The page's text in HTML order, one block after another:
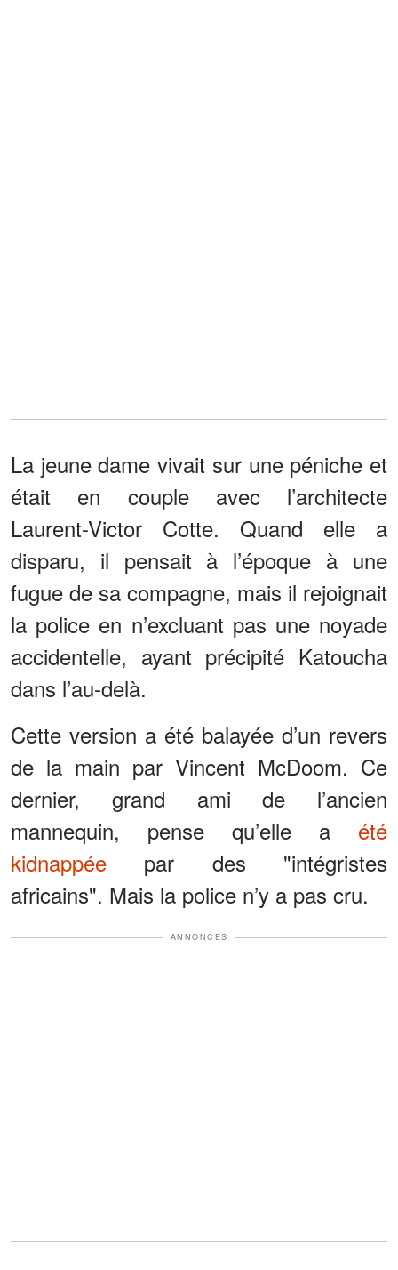
La jeune dame vivait sur une péniche et
était en couple avec l’architecte
Laurent-Victor Cotte. Quand elle a
disparu, il pensait à l’époque à une
fugue de sa compagne, mais il rejoignait
la police en n’excluant pas une noyade
accidentelle, ayant précipité Katoucha
dans l’au-delà.
Cette version a été balayée d’un revers
de la main par Vincent McDoom. Ce
dernier, grand ami de l’ancien
mannequin, pense qu’elle a été
kidnappée par des "intégristes
africains". Mais la police n’y a pas cru.
ANNONCES